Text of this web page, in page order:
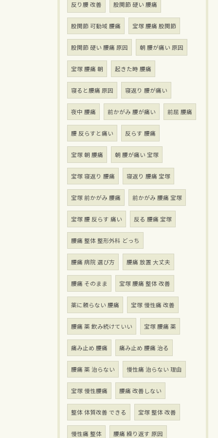
反り腰 改善 股関節 硬い 腰痛
股関節 可動域 腰痛 宝塚 腰痛 股関節
股関節 硬い 腰痛 原因 朝 腰が痛い 原因
宝塚 腰痛 朝 起きた時 腰痛
寝ると腰痛 原因 寝返り 腰が痛い
夜中 腰痛 前かがみ 腰が痛い 前屈 腰痛
腰 反らすと痛い 反らす 腰痛
宝塚 朝 腰痛 朝 腰が痛い 宝塚
宝塚 寝返り 腰痛 寝返り 腰痛 宝塚
宝塚 前かがみ 腰痛 前かがみ 腰痛 宝塚
宝塚 腰 反らす 痛い 反る 腰痛 宝塚
腰痛 整体 整形外科 どっち
腰痛 病院 選び方 腰痛 放置 大丈夫
腰痛 そのまま 宝塚 腰痛 整体 改善
薬に頼らない 腰痛 宝塚 慢性痛 改善
腰痛 薬 飲み続けていい 宝塚 腰痛 薬
痛み止め 腰痛 痛み止め 腰痛 治る
腰痛 薬 治らない 慢性痛 治らない 理由
宝塚 慢性腰痛 腰痛 改善しない
整体 体質改善 できる 宝塚 整体 改善
慢性痛 整体 腰痛 繰り返す 原因